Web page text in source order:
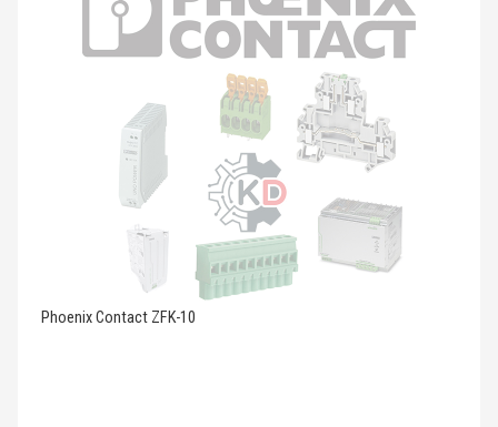
Phoenix Contact ZFK-10